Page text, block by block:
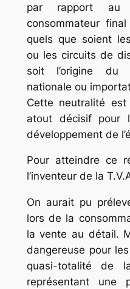
par rapport
consommateur
quels que soient
ou les circuits de
soit l’origine du
nationale ou
Cette neutralité
atout décisif pour
développement de
Pour atteindre ce
l’inventeur de la
On aurait pu
lors de la
la vente au détail.
dangereuse pour
quasi-totalité de
représentant une